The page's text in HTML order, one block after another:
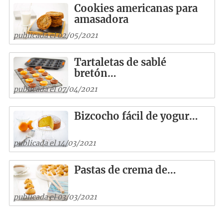
Cookies americanas para
amasadora
publicada el 02/05/2021
Tartaletas de sablé
bretón…
publicada el 07/04/2021
Bizcocho fácil de yogur…
publicada el 14/03/2021
Pastas de crema de…
publicada el 03/03/2021